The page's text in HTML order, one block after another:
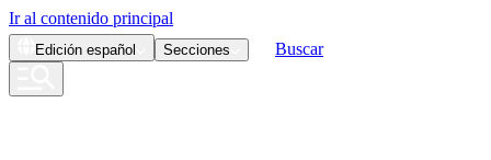
Ir al contenido principal
Edición español Secciones Buscar